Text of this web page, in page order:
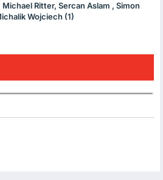
Ritter, Sercan Aslam , Simon
Wojciech (1)